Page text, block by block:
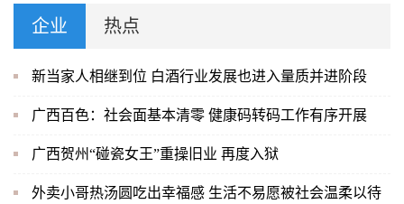
企业 热点
新当家人相继到位 白酒行业发展也进入量质并进阶段
广西百色：社会面基本清零 健康码转码工作有序开展
广西贺州“碰瓷女王”重操旧业 再度入狱
外卖小哥热汤圆吃出幸福感 生活不易愿被社会温柔以待